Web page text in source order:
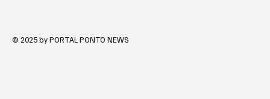
© 2025 by PORTAL PONTO NEWS